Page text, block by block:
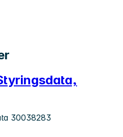
30038283